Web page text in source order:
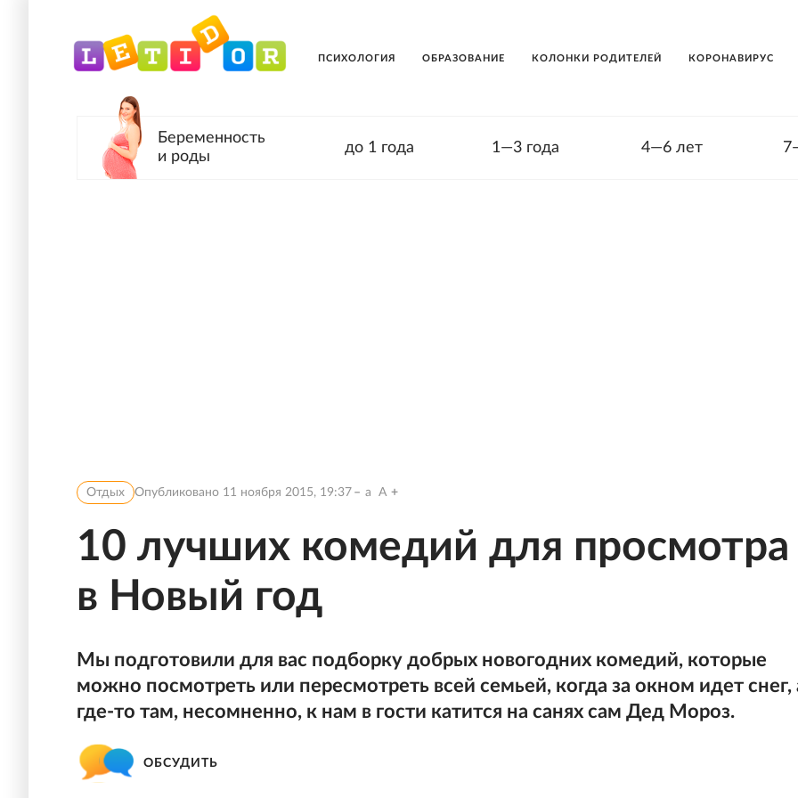
ПСИХОЛОГИЯ ОБРАЗОВАНИЕ КОЛОНКИ РОДИТЕЛЕЙ КОРОНАВИРУС
Беременность
и роды
до 1 года 1—3 года 4—6 лет
Отдых Опубликовано 11 ноября 2015, 19:37 a A
10 лучших комедий для просмотра
в Новый год
Мы подготовили для вас подборку добрых новогодних комедий, которые
можно посмотреть или пересмотреть всей семьей, когда за окном идет снег,
где-то там, несомненно, к нам в гости катится на санях сам Дед Мороз.
ОБСУДИТЬ